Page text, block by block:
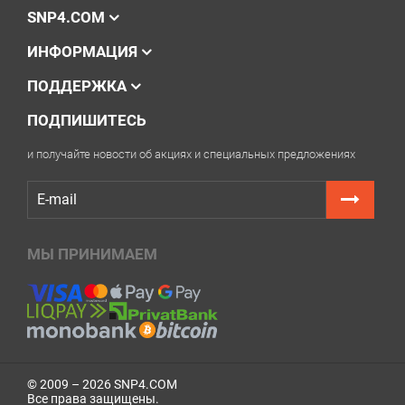
Решили купить картридж Xerox Phaser 4510 —
оформите заказ на этой странице или напишите
онлайн-консультанту. Мы ответим на вопросы и
экономичной.
SNP4.COM
ИНФОРМАЦИЯ
ПОДДЕРЖКА
ПОДПИШИТЕСЬ
и получайте новости об акциях и специальных предложениях
МЫ ПРИНИМАЕМ
© 2009 – 2026 SNP4.COM
Все права защищены.